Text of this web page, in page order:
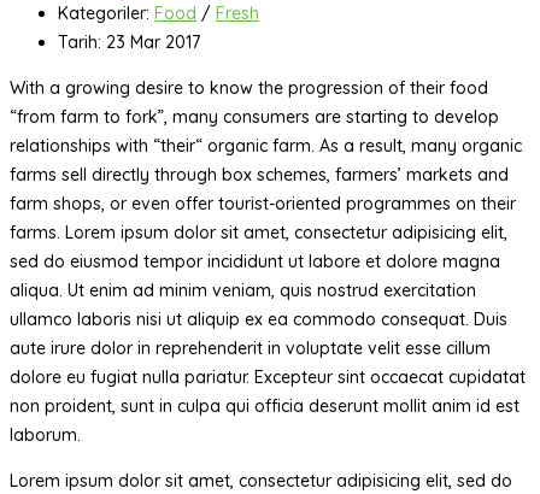
Kategoriler: Food / Fresh
Tarih: 23 Mar 2017
With a growing desire to know the progression of their food
“from farm to fork”, many consumers are starting to develop
relationships with “their“ organic farm. As a result, many organic
farms sell directly through box schemes, farmers’ markets and
farm shops, or even offer tourist-oriented programmes on their
farms. Lorem ipsum dolor sit amet, consectetur adipisicing elit,
sed do eiusmod tempor incididunt ut labore et dolore magna
aliqua. Ut enim ad minim veniam, quis nostrud exercitation
ullamco laboris nisi ut aliquip ex ea commodo consequat. Duis
aute irure dolor in reprehenderit in voluptate velit esse cillum
dolore eu fugiat nulla pariatur. Excepteur sint occaecat cupidatat
non proident, sunt in culpa qui officia deserunt mollit anim id est
laborum.
Lorem ipsum dolor sit amet, consectetur adipisicing elit, sed do